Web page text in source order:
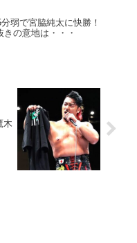
弱で宮脇純太に快勝！
きの意地は・・・
木